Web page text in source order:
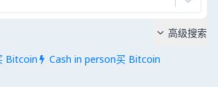
Bitcoin  Cash in person买 Bitcoin
 高级搜索